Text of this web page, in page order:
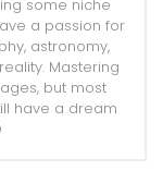
some niche
a passion for
astronomy,
Mastering
but most
have a dream